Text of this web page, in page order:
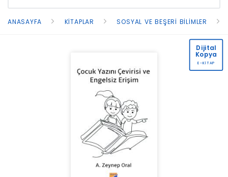
ANASAYFA KITAPLAR SOSYAL VE BEŞERI BILIMLER
Dijital
Kopya
E-KİTAP